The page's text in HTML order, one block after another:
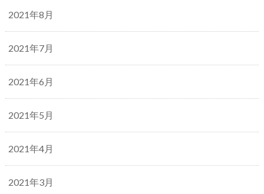
2021年8月
2021年7月
2021年6月
2021年5月
2021年4月
2021年3月